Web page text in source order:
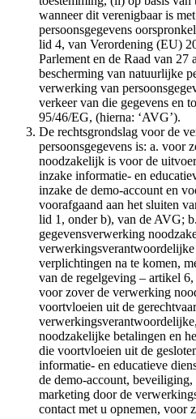
wanneer dit verenigbaar is
persoonsgegevens
lid 4, van Verordening (EU)
Parlement en de Raad van 27
bescherming van natuurlijke
verwerking van
verkeer van die gegevens en
95/46/EG, (hierna: ‘AVG’).
De rechtsgrondslag voor de
persoonsgegevens is: a. voor
noodzakelijk is voor de
inzake informatie- en
inzake de demo-account en
voorafgaand aan het sluiten
lid 1, onder b), van de AVG;
gegevensverwerking
verplichtingen na te komen,
van de regelgeving – artikel
voor zover de verwerking
voortvloeien uit de
noodzakelijke betalingen en
die voortvloeien uit de
informatie- en educatieve
de demo-account,
marketing door de
contact met u opnemen, voor